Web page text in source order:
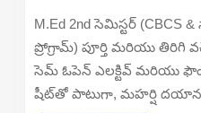
M.Ed 2nd సెమిస్టర్
ప్రోగ్రామ్) పూర్తి మరియు తిరిగి
సెమ్ ఓపెన్ ఎలక్టివ్ మరియు
షీట్‌తో పాటుగా, మహర్షి